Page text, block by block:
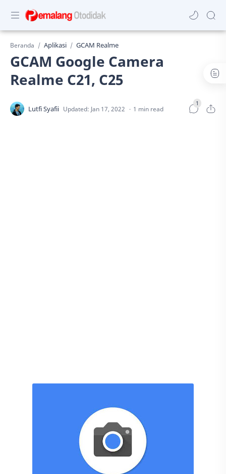
Beranda Aplikasi GCAM Realme
GCAM Google Camera
Realme C21, C25
1 min read